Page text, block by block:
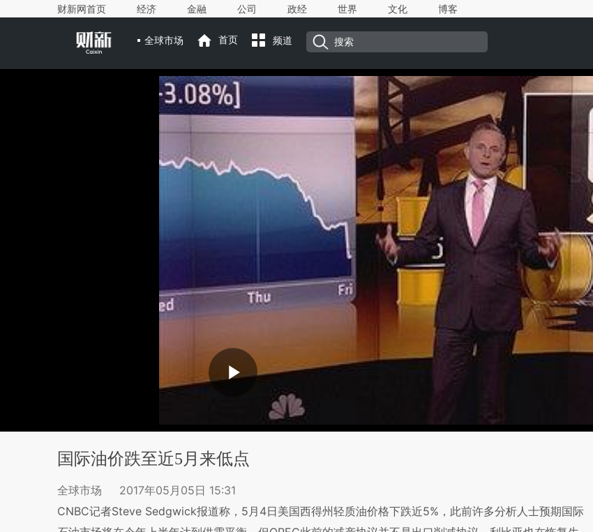
财新网首页 经济 金融 公司 政经 世界 文化 博客
全球市场 首页 频道
国际油价跌至近5月来低点
全球市场
2017年05月05日 15:31
CNBC记者Steve Sedgwick报道称，5月4日美国西得州轻质油价格下跌近5%，此前许多分析人士预期国际